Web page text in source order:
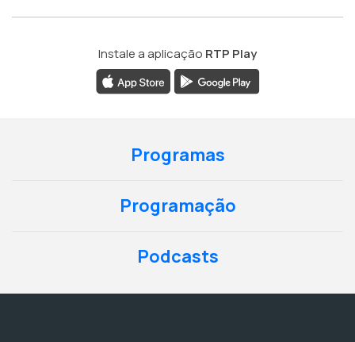
Instale a aplicação RTP Play
Programas
Programação
Podcasts